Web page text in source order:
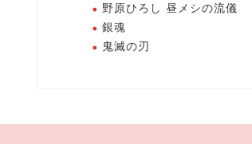
野原ひろし 昼メシの流儀
銀魂
鬼滅の刃